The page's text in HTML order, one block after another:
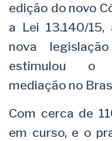
edição do novo
a Lei 13.140/15,
nova
estimulou o
mediação no
Com cerca de
em curso, e o